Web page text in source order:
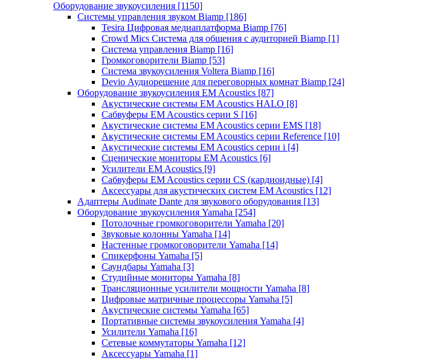
Оборудование звукоусиления [1150]
Системы управления звуком Biamp [186]
Tesira Цифровая медиаплатформа Biamp [76]
Crowd Mics Система для общения с аудиторией Biamp [1]
Система управления Biamp [16]
Громкоговорители Biamp [53]
Система звукоусиления Voltera Biamp [16]
Devio Аудиорешение для переговорных комнат Biamp [24]
Оборудование звукоусиления EM Acoustics [87]
Акустические системы EM Acoustics HALO [8]
Сабвуферы EM Acoustics серии S [16]
Акустические системы EM Acoustics серии EMS [18]
Акустические системы EM Acoustics серии Reference [10]
Акустические системы EM Acoustics серии i [4]
Сценические мониторы EM Acoustics [6]
Усилители EM Acoustics [9]
Сабвуферы EM Acoustics серии CS (кардиоидные) [4]
Аксессуары для акустических систем EM Acoustics [12]
Адаптеры Audinate Dante для звукового оборудования [13]
Оборудование звукоусиления Yamaha [254]
Потолочные громкоговорители Yamaha [20]
Звуковые колонны Yamaha [14]
Настенные громкоговорители Yamaha [14]
Спикерфоны Yamaha [5]
Саундбары Yamaha [3]
Студийные мониторы Yamaha [8]
Трансляционные усилители мощности Yamaha [8]
Цифровые матричные процессоры Yamaha [5]
Акустические системы Yamaha [65]
Портативные системы звукоусиления Yamaha [4]
Усилители Yamaha [16]
Сетевые коммутаторы Yamaha [12]
Аксессуары Yamaha [1]